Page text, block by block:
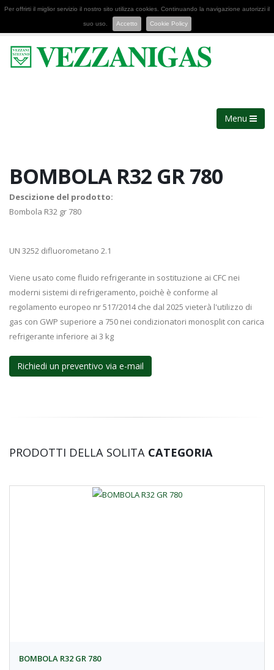
Per offrirti il miglior servizio il nostro sito utilizza cookies. Continuando la navigazione autorizzi il
suo uso. Accetto Cookie Policy
Menu
BOMBOLA R32 GR 780
Descizione del prodotto:
Bombola R32 gr 780
UN 3252 difluorometano 2.1
Viene usato come fluido refrigerante in sostituzione ai CFC nei
moderni sistemi di refrigeramento, poichè è conforme al
regolamento europeo nr 517/2014 che dal 2025 vieterà l'utilizzo di
gas con GWP superiore a 750 nei condizionatori monosplit con carica
refrigerante inferiore ai 3 kg
Richiedi un preventivo via e-mail
PRODOTTI DELLA SOLITA CATEGORIA
BOMBOLA R32 GR 780